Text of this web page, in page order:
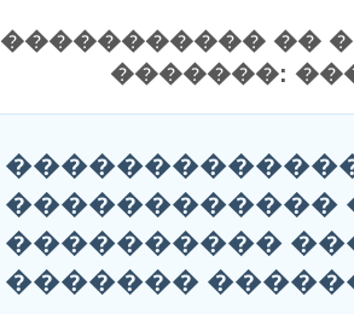
����������� ��
�������:
������������
����������
�������